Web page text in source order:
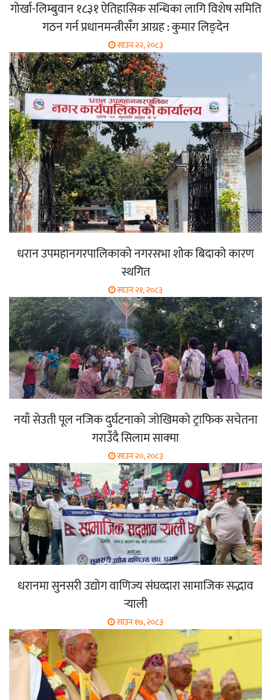
गोर्खा-लिम्बुवान १८३१ ऐतिहासिक सन्धिका लागि विशेष समिति
गठन गर्न प्रधानमन्त्रीसँग आग्रह : कुमार लिङ्देन
साउन २२, २०८३
धरान उपमहानगरपालिकाको नगरसभा शोक बिदाको कारण
स्थगित
साउन २१, २०८३
नयाँ सेउती पूल नजिक दुर्घटनाको जोखिमको ट्राफिक सचेतना
गराउँदै सिलाम साक्मा
साउन २०, २०८३
धरानमा सुनसरी उद्योग वाणिज्य संघव्दारा सामाजिक सद्भाव
र्‍याली
साउन १७, २०८३